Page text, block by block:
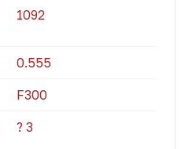
1092
0.555
F300
? 3